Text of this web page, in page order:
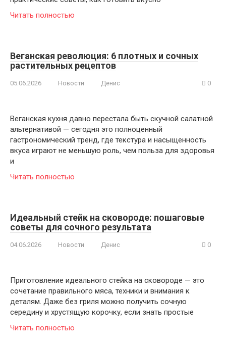
Читать полностью
Веганская революция: 6 плотных и сочных
растительных рецептов
05.06.2026 Новости Денис 0
Веганская кухня давно перестала быть скучной салатной
альтернативой — сегодня это полноценный
гастрономический тренд, где текстура и насыщенность
вкуса играют не меньшую роль, чем польза для здоровья
и
Читать полностью
Идеальный стейк на сковороде: пошаговые
советы для сочного результата
04.06.2026 Новости Денис 0
Приготовление идеального стейка на сковороде — это
сочетание правильного мяса, техники и внимания к
деталям. Даже без гриля можно получить сочную
середину и хрустящую корочку, если знать простые
Читать полностью